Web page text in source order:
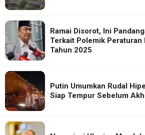
Ramai Disorot, Ini
Terkait Polemik
Tahun 2025
Putin Umumkan Rudal
Siap Tempur Sebelum